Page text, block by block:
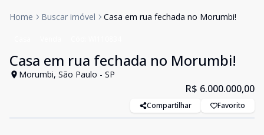
Home Buscar imóvel Casa em rua fechada no Morumbi!
Casa em rua fechada no Morumbi!
Morumbi, São Paulo - SP
R$ 6.000.000,00
Compartilhar Favorito